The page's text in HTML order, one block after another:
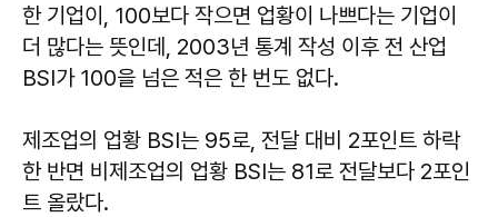
한 기업이, 100보다 작으면 업황이 나쁘다는 기업이
더 많다는 뜻인데, 2003년 통계 작성 이후 전 산업
BSI가 100을 넘은 적은 한 번도 없다.
제조업의 업황 BSI는 95로, 전달 대비 2포인트 하락
한 반면 비제조업의 업황 BSI는 81로 전달보다 2포인
트 올랐다.